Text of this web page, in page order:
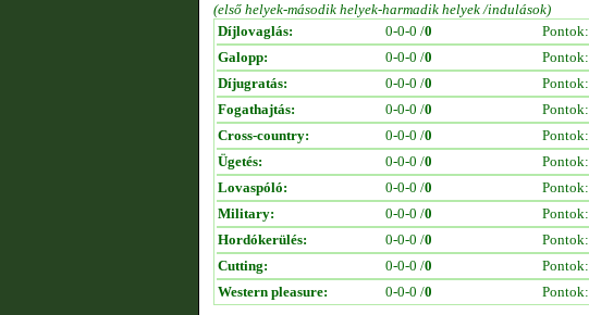
(első helyek-második helyek-harmadik helyek /indulások)
Díjlovaglás:
0-0-0 /0 Pontok:
Galopp:
0-0-0 /0 Pontok:
Díjugratás:
0-0-0 /0 Pontok:
Fogathajtás:
0-0-0 /0 Pontok:
Cross-country:
0-0-0 /0 Pontok:
Ügetés:
0-0-0 /0 Pontok:
Lovaspóló:
0-0-0 /0 Pontok:
Military:
0-0-0 /0 Pontok:
Hordókerülés:
0-0-0 /0 Pontok:
Cutting:
0-0-0 /0 Pontok:
Western pleasure:
0-0-0 /0 Pontok: